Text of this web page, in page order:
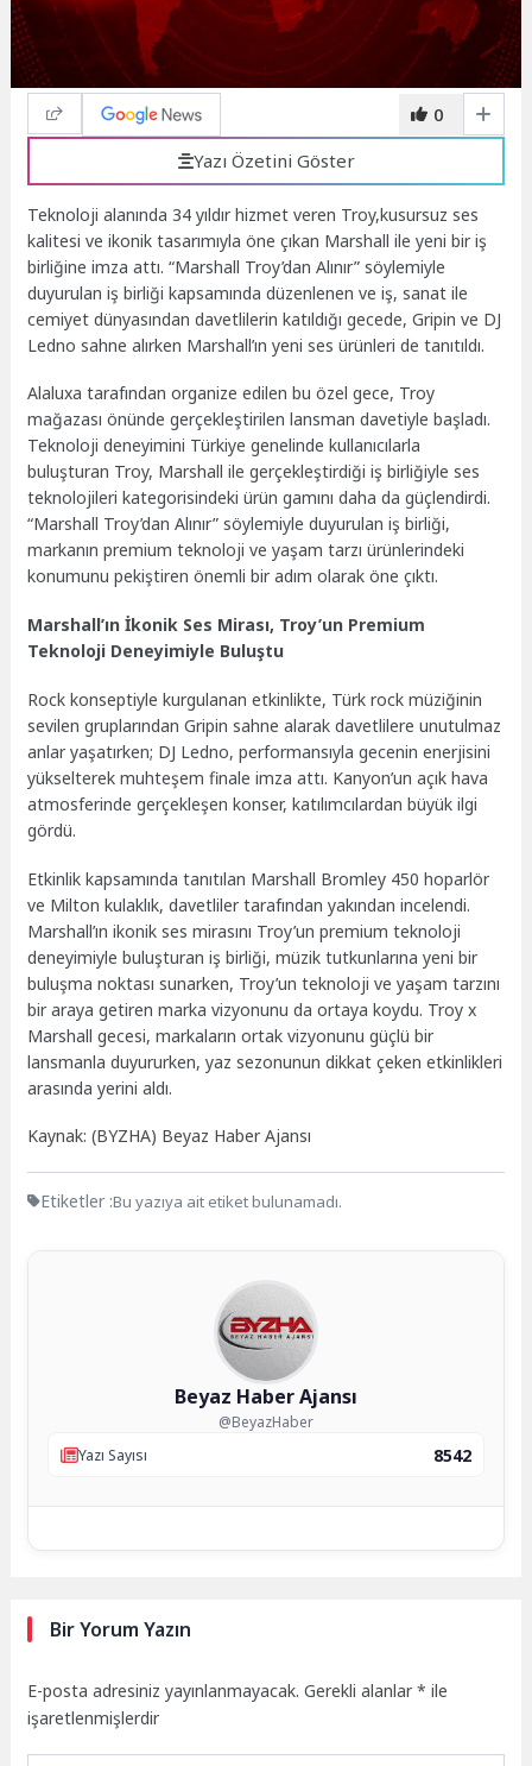
0
Yazı Özetini Göster
Teknoloji alanında 34 yıldır hizmet veren Troy,kusursuz ses
kalitesi ve ikonik tasarımıyla öne çıkan Marshall ile yeni bir iş
birliğine imza attı. “Marshall Troy’dan Alınır” söylemiyle
duyurulan iş birliği kapsamında düzenlenen ve iş, sanat ile
cemiyet dünyasından davetlilerin katıldığı gecede, Gripin ve DJ
Ledno sahne alırken Marshall’ın yeni ses ürünleri de tanıtıldı.
Alaluxa tarafından organize edilen bu özel gece, Troy
mağazası önünde gerçekleştirilen lansman davetiyle başladı.
Teknoloji deneyimini Türkiye genelinde kullanıcılarla
buluşturan Troy, Marshall ile gerçekleştirdiği iş birliğiyle ses
teknolojileri kategorisindeki ürün gamını daha da güçlendirdi.
“Marshall Troy’dan Alınır” söylemiyle duyurulan iş birliği,
markanın premium teknoloji ve yaşam tarzı ürünlerindeki
konumunu pekiştiren önemli bir adım olarak öne çıktı.
Marshall’ın İkonik Ses Mirası, Troy’un Premium
Teknoloji Deneyimiyle Buluştu
Rock konseptiyle kurgulanan etkinlikte, Türk rock müziğinin
sevilen gruplarından Gripin sahne alarak davetlilere unutulmaz
anlar yaşatırken; DJ Ledno, performansıyla gecenin enerjisini
yükselterek muhteşem finale imza attı. Kanyon’un açık hava
atmosferinde gerçekleşen konser, katılımcılardan büyük ilgi
gördü.
Etkinlik kapsamında tanıtılan Marshall Bromley 450 hoparlör
ve Milton kulaklık, davetliler tarafından yakından incelendi.
Marshall’ın ikonik ses mirasını Troy’un premium teknoloji
deneyimiyle buluşturan iş birliği, müzik tutkunlarına yeni bir
buluşma noktası sunarken, Troy’un teknoloji ve yaşam tarzını
bir araya getiren marka vizyonunu da ortaya koydu. Troy x
Marshall gecesi, markaların ortak vizyonunu güçlü bir
lansmanla duyururken, yaz sezonunun dikkat çeken etkinlikleri
arasında yerini aldı.
Kaynak: (BYZHA) Beyaz Haber Ajansı
Etiketler :Bu yazıya ait etiket bulunamadı.
Beyaz Haber Ajansı
@BeyazHaber
Yazı Sayısı
8542
Bir Yorum Yazın
E-posta adresiniz yayınlanmayacak. Gerekli alanlar* ile
işaretlenmişlerdir